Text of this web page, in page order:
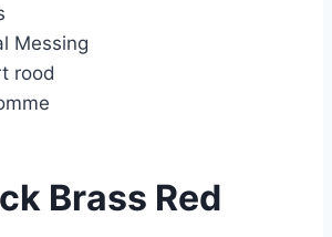
Messing
rood
Brass Red